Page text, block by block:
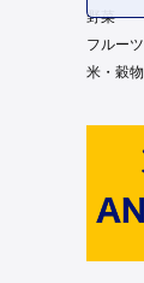
野菜
フルーツ
米・穀物